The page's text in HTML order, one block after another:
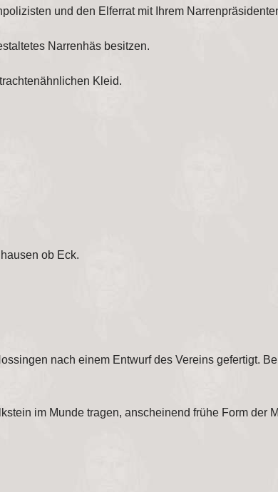
und den Elferrat mit Ihrem
Narrenhäs besitzen.
Kleid.
ob Eck.
nach einem Entwurf des Vereins gefertigt.
im Munde tragen, anscheinend frühe Form der